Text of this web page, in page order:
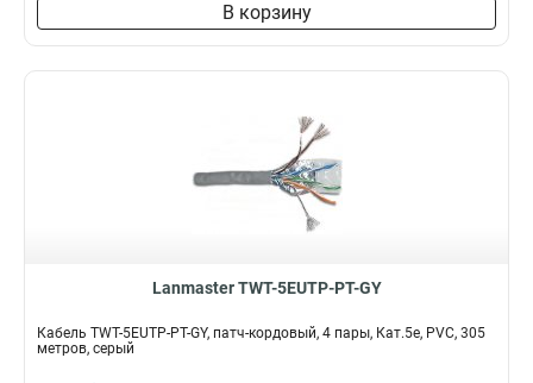
В корзину
Lanmaster TWT-5EUTP-PT-GY
Кабель TWT-5EUTP-PT-GY, патч-кордовый, 4 пары, Кат.5e, PVC, 305
метров, серый